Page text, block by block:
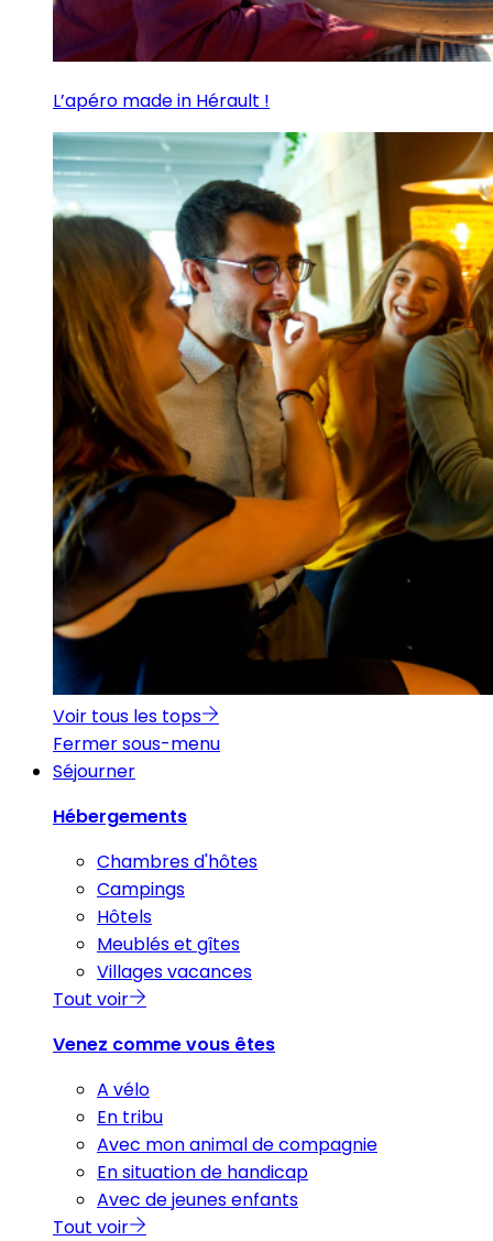
L’apéro made in Hérault !
Voir tous les tops
Fermer sous-menu
Séjourner
Hébergements
Chambres d'hôtes
Campings
Hôtels
Meublés et gîtes
Villages vacances
Tout voir
Venez comme vous êtes
A vélo
En tribu
Avec mon animal de compagnie
En situation de handicap
Avec de jeunes enfants
Tout voir